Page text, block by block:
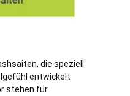
die speziell
entwickelt
stehen für